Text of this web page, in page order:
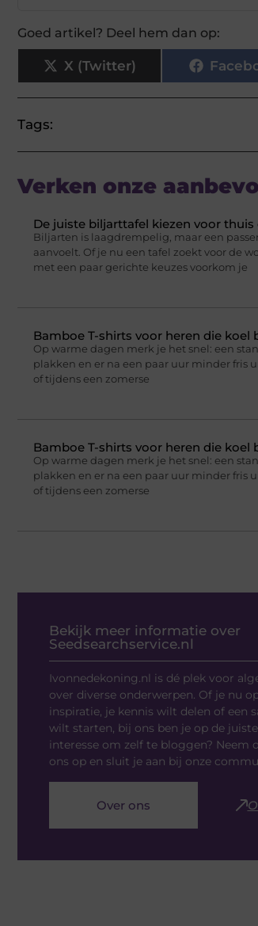
Goed artikel? Deel hem dan op:
X (Twitter)
Tags:
Verken onze
De juiste biljarttafel kiezen voor thuis
Biljarten is laagdrempelig, maar een
aanvoelt. Of je nu een tafel zoekt voor de
met een paar gerichte keuzes voorkom je
Bamboe T-shirts voor heren die koel
Op warme dagen merk je het snel: een
plakken en er na een paar uur minder fris
of tijdens een zomerse
Bamboe T-shirts voor heren die koel
Op warme dagen merk je het snel: een
plakken en er na een paar uur minder fris
of tijdens een zomerse
Bekijk meer informatie over
Seedsearchservice.nl
Ivonnedekoning.nl is dé plek voor
over diverse onderwerpen. Of je nu
inspiratie, je kennis wilt delen of een
wilt starten, bij ons ben je op de
interesse om zelf te bloggen? Neem
ons op en sluit je aan bij onze
Over ons